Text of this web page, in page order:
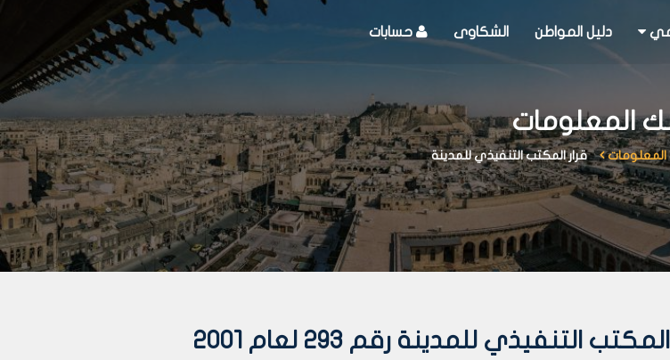
دليل المواطن الشكاوى حسابات
المعلومات
المعلومات قرار المكتب التنفيذي للمدينة
التنفيذي للمدينة رقم 293 لعام 2001